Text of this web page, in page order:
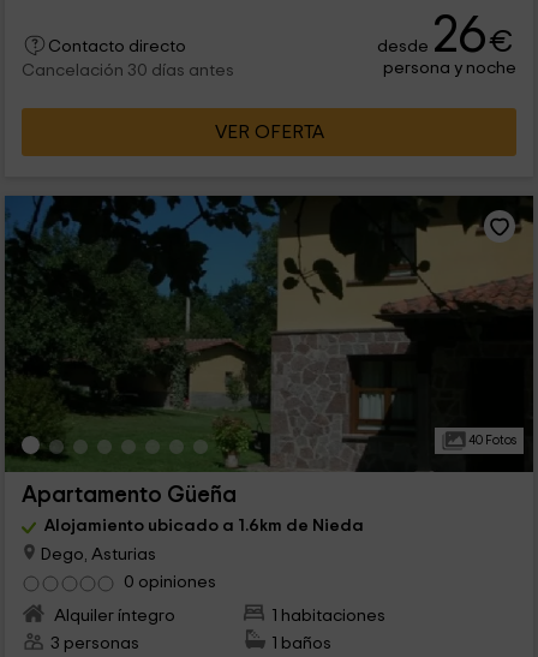
Contacto directo
Cancelación 30 días antes
desde 26€
persona y noche
VER OFERTA
40 Fotos
Apartamento Güeña
Alojamiento ubicado a 1.6km de Nieda
Dego, Asturias
0 opiniones
Alquiler íntegro
1 habitaciones
3 personas
1 baños